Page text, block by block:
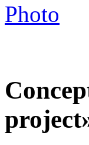
Photo